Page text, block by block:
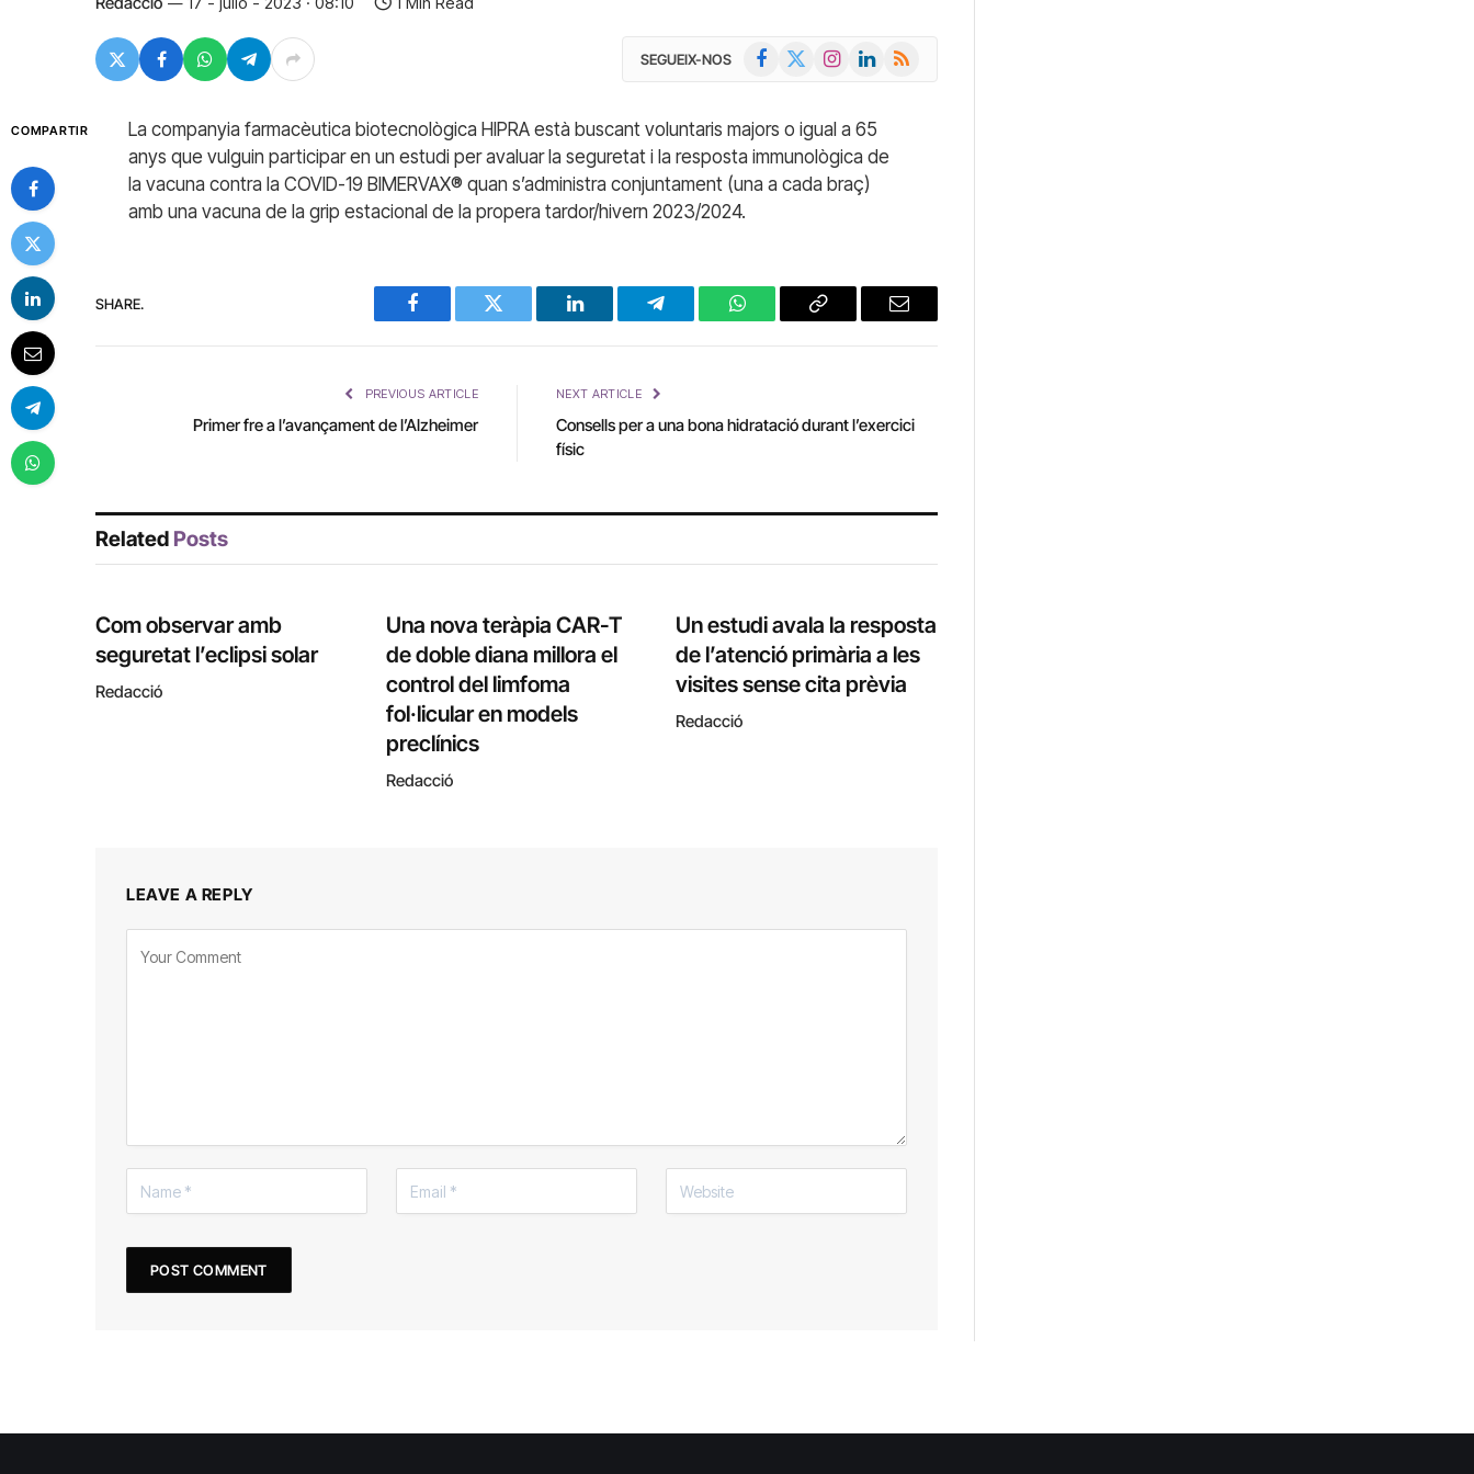
SEGUEIX-NOS Facebook InstagramLinkedIn
RSS
COMPARTIR
La companyia farmacèutica biotecnològica HIPRA està buscant voluntaris majors o igual a 65
anys que vulguin participar en un estudi per avaluar la seguretat i la resposta immunològica de
la vacuna contra la COVID-19 BIMERVAX® quan s’administra conjuntament (una a cada braç)
amb una vacuna de la grip estacional de la propera tardor/hivern 2023/2024.
SHARE.
Facebook Twitter LinkedIn Telegram WhatsAppCopy
Email
PREVIOUS ARTICLE
Primer fre a l’avançament de l’Alzheimer
NEXT ARTICLE
Consells per a una bona hidratació durant l’exercici
físic
Related Posts
Com observar amb
seguretat l’eclipsi solar
Redacció
Una nova teràpia CAR-T
de doble diana millora el
control del limfoma
fol·licular en models
preclínics
Redacció
Un estudi avala la resposta
de l’atenció primària a les
visites sense cita prèvia
Redacció
LEAVE A REPLY